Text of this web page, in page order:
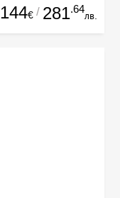
144€ / 281.64
лв.